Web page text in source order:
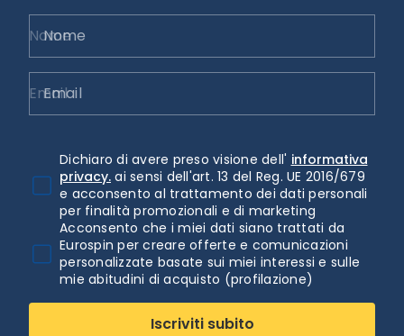
Nome
Email
Dichiaro di avere preso visione dell' informativa
privacy. ai sensi dell'art. 13 del Reg. UE 2016/679
e acconsento al trattamento dei dati personali
per finalità promozionali e di marketing
Acconsento che i miei dati siano trattati da
Eurospin per creare offerte e comunicazioni
personalizzate basate sui miei interessi e sulle
mie abitudini di acquisto (profilazione)
Iscriviti subito